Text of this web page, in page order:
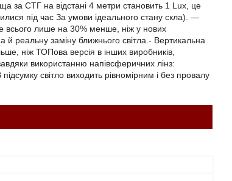
за СТГ на відстані 4 метри становить 1 Lux, це
під час За умови ідеального стану скла). —
всього лише на 30% менше, ніж у нових
реальну заміну ближнього світла.- Вертикальна
ніж ТОПова версія в інших виробників,
використанню напівсферичних лінз:
світло виходить рівномірним і без провалу